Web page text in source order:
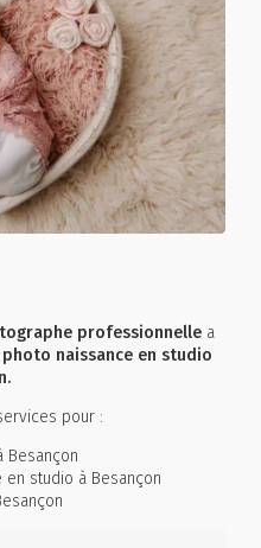
professionnelle a
naissance en studio
pour :
Besançon
studio à Besançon